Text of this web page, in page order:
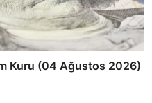
Kuru (04 Ağustos 2026)